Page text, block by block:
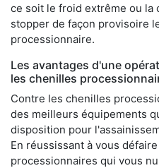
ce soit le froid extrême ou la
stopper de façon provisoire
processionnaire.
Les avantages d'une
les chenilles
Contre les chenilles
des meilleurs équipements
disposition pour
En réussissant à vous
processionnaires qui vous